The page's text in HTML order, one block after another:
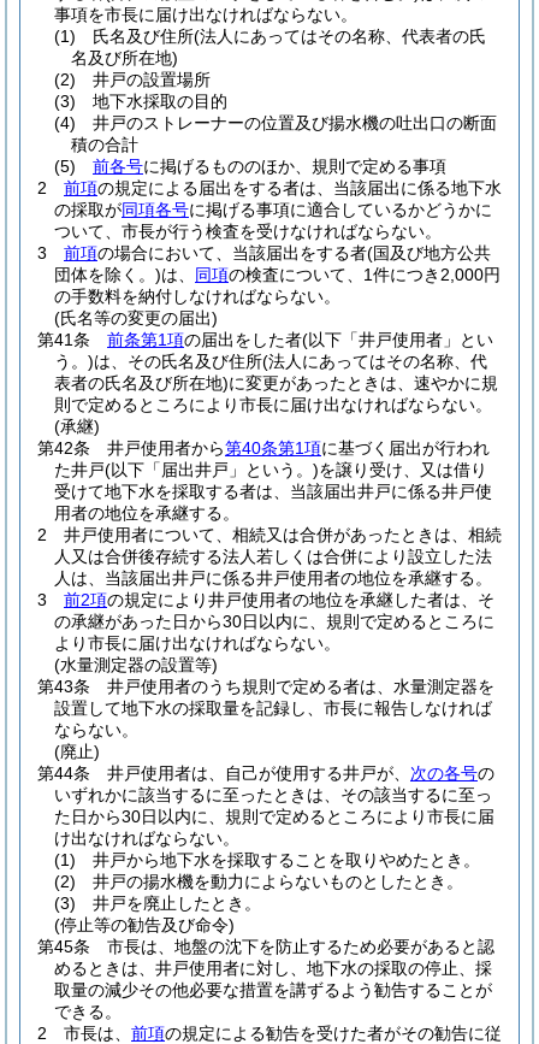
事項を市長に届け出なければならない。
(1)
氏名及び住所(法人にあってはその名称、代表者の氏
名及び所在地)
(2)
井戸の設置場所
(3)
地下水採取の目的
(4)
井戸のストレーナーの位置及び揚水機の吐出口の断面
積の合計
(5)
前各号に掲げるもののほか、規則で定める事項
2
前項の規定による届出をする者は、当該届出に係る地下水
の採取が同項各号に掲げる事項に適合しているかどうかに
ついて、市長が行う検査を受けなければならない。
3
前項の場合において、当該届出をする者(国及び地方公共
団体を除く。)は、 同項の検査について、1件につき2,000円
の手数料を納付しなければならない。
(氏名等の変更の届出)
第41条
前条第1項の届出をした者(以下「井戸使用者」とい
う。)は、その氏名及び住所(法人にあってはその名称、代
表者の氏名及び所在地)に変更があったときは、速やかに規
則で定めるところにより市長に届け出なければならない。
(承継)
第42条
井戸使用者から第40条第1項に基づく届出が行われ
た井戸(以下「届出井戸」という。)を譲り受け、又は借り
受けて地下水を採取する者は、当該届出井戸に係る井戸使
用者の地位を承継する。
2
井戸使用者について、相続又は合併があったときは、相続
人又は合併後存続する法人若しくは合併により設立した法
人は、当該届出井戸に係る井戸使用者の地位を承継する。
3
前2項の規定により井戸使用者の地位を承継した者は、そ
の承継があった日から30日以内に、規則で定めるところに
より市長に届け出なければならない。
(水量測定器の設置等)
第43条
井戸使用者のうち規則で定める者は、水量測定器を
設置して地下水の採取量を記録し、市長に報告しなければ
ならない。
(廃止)
第44条
井戸使用者は、自己が使用する井戸が、 次の各号の
いずれかに該当するに至ったときは、その該当するに至っ
た日から30日以内に、規則で定めるところにより市長に届
け出なければならない。
(1)
井戸から地下水を採取することを取りやめたとき。
(2)
井戸の揚水機を動力によらないものとしたとき。
(3)
井戸を廃止したとき。
(停止等の勧告及び命令)
第45条
市長は、地盤の沈下を防止するため必要があると認
めるときは、井戸使用者に対し、地下水の採取の停止、採
取量の減少その他必要な措置を講ずるよう勧告することが
できる。
2
市長は、 前項の規定による勧告を受けた者がその勧告に従